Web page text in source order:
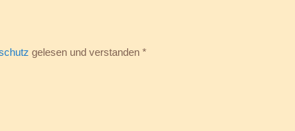
gelesen und verstanden *